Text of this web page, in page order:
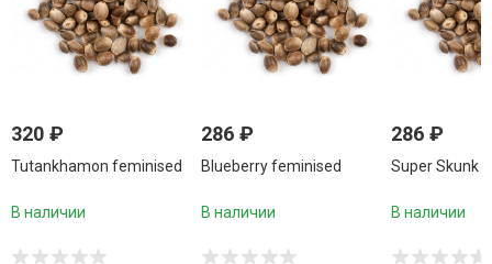
320 ₽
Tutankhamon feminised
В наличии
286 ₽
Blueberry feminised
В наличии
286 ₽
Super Skunk
В наличии